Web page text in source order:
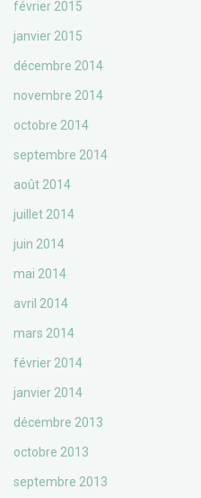
février 2015
janvier 2015
décembre 2014
novembre 2014
octobre 2014
septembre 2014
août 2014
juillet 2014
juin 2014
mai 2014
avril 2014
mars 2014
février 2014
janvier 2014
décembre 2013
octobre 2013
septembre 2013